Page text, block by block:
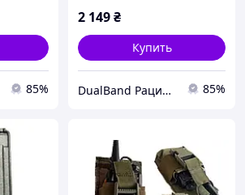
85%
2 149₴
Купить
DualBand Рации для всех 85%